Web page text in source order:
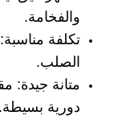
والفخامة.
تكلفة
الصلب.
متانة جيدة:
دورية بسيطة.